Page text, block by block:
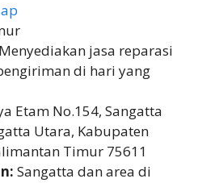
Menyediakan jasa reparasi
di hari yang
Etam No.154, Sangatta
Utara, Kabupaten
Timur 75611
Sangatta dan area di